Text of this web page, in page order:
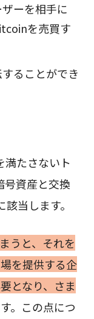
ーを相手に
を売買す
ることができ
満たさないト
号資産と交換
当します。
うと、それを
を提供する企
となり、さま
。この点につ